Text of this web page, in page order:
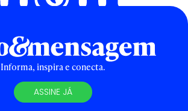
Informa, inspira e conecta.
ASSINE JÁ